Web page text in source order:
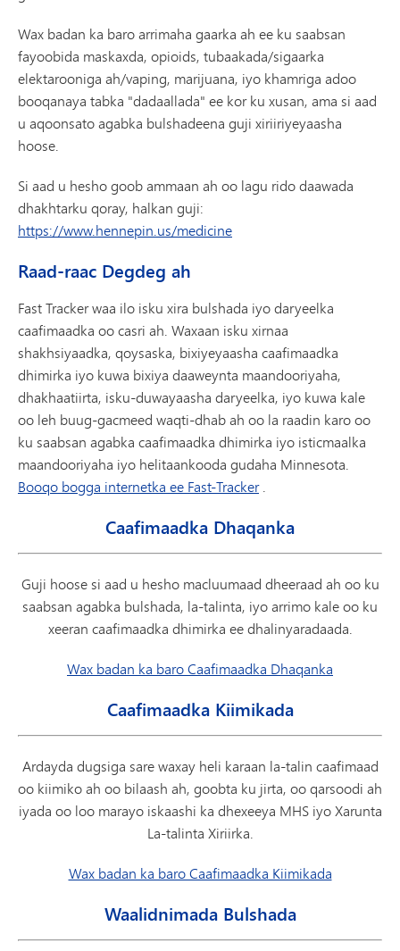
Wax badan ka baro arrimaha gaarka ah ee ku saabsan
fayoobida maskaxda, opioids, tubaakada/sigaarka
elektarooniga ah/vaping, marijuana, iyo khamriga adoo
booqanaya tabka "dadaallada" ee kor ku xusan, ama si aad
u aqoonsato agabka bulshadeena guji xiriiriyeyaasha
hoose.
Si aad u hesho goob ammaan ah oo lagu rido daawada
dhakhtarku qoray, halkan guji:
https://www.hennepin.us/medicine
Raad-raac Degdeg ah
Fast Tracker waa ilo isku xira bulshada iyo daryeelka
caafimaadka oo casri ah. Waxaan isku xirnaa
shakhsiyaadka, qoysaska, bixiyeyaasha caafimaadka
dhimirka iyo kuwa bixiya daaweynta maandooriyaha,
dhakhaatiirta, isku-duwayaasha daryeelka, iyo kuwa kale
oo leh buug-gacmeed waqti-dhab ah oo la raadin karo oo
ku saabsan agabka caafimaadka dhimirka iyo isticmaalka
maandooriyaha iyo helitaankooda gudaha Minnesota.
Booqo bogga internetka ee Fast-Tracker.
Caafimaadka Dhaqanka
Guji hoose si aad u hesho macluumaad dheeraad ah oo ku
saabsan agabka bulshada, la-talinta, iyo arrimo kale oo ku
xeeran caafimaadka dhimirka ee dhalinyaradaada.
Wax badan ka baro Caafimaadka Dhaqanka
Caafimaadka Kiimikada
Ardayda dugsiga sare waxay heli karaan la-talin caafimaad
oo kiimiko ah oo bilaash ah, goobta ku jirta, oo qarsoodi ah
iyada oo loo marayo iskaashi ka dhexeeya MHS iyo Xarunta
La-talinta Xiriirka.
Wax badan ka baro Caafimaadka Kiimikada
Waalidnimada Bulshada